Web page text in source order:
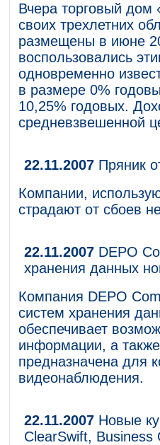
Вчера торговый дом
своих трехлетних
размещены в июне
воспользовались
одновременно
в размере 0%
10,25% годовых.
средневзвешенной
22.11.2007 Пряник
Компании,
страдают от сбоев
22.11.2007 DEPO
хранения данных
Компания DEPO
систем хранения
обеспечивает
информации, а
предназначена для
видеонаблюдения.
22.11.2007 Новые
ClearSwift, Business